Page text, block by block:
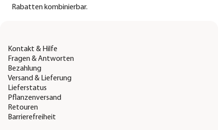
Rabatten kombinierbar.
Kontakt & Hilfe
Fragen & Antworten
Bezahlung
Versand & Lieferung
Lieferstatus
Pflanzenversand
Retouren
Barrierefreiheit